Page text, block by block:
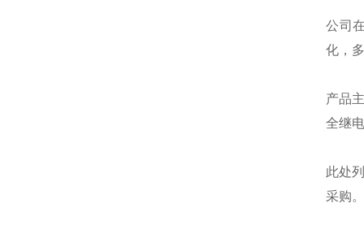
公司
化，
产品
全继
此处
采购。